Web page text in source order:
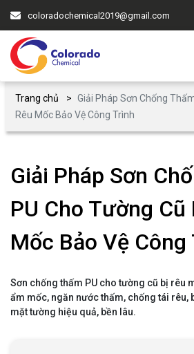
coloradochemical2019@gmail.com
Trang chủ
Giải Pháp Sơn Chống
Rêu Mốc Bảo Vệ Công Trình
Giải Pháp Sơn
PU Cho Tường Cũ
Mốc Bảo Vệ Công
Sơn chống thấm PU cho tường cũ bị rêu
ẩm mốc, ngăn nước thấm, chống tái rêu,
mặt tường hiệu quả, bền lâu.